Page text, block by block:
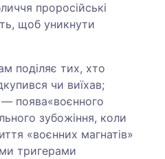
проросійські
щоб уникнути
поділяє тих, хто
чи виїхав;
поява«воєнного
зубожіння, коли
«воєнних магнатів»
тригерами